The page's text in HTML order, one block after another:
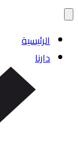
الرئيسية
دارنا